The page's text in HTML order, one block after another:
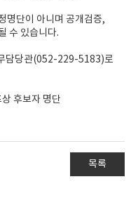
명단이 아니며 공개검증,
수 있습니다.
담당관(052-229-5183)로
후보자 명단
목록